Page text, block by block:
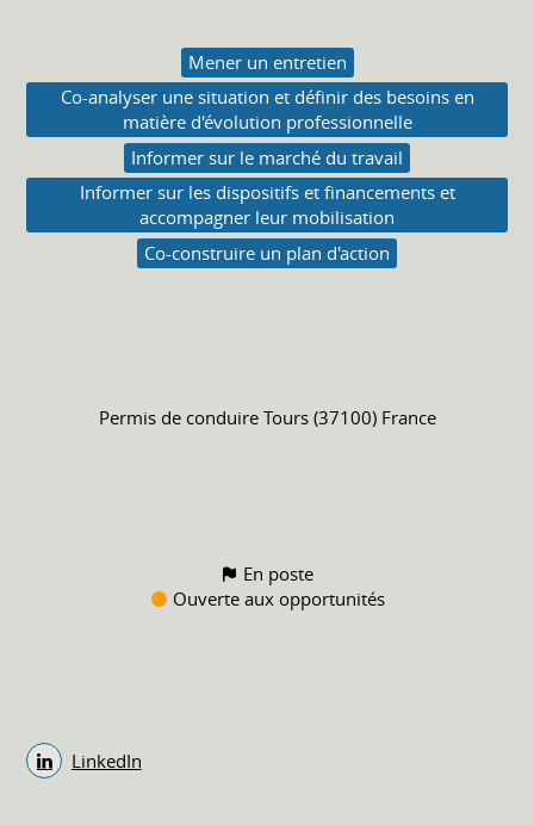
Mener un entretien
Co-analyser une situation et définir des besoins en
matière d'évolution professionnelle
Informer sur le marché du travail
Informer sur les dispositifs et financements et
accompagner leur mobilisation
Co-construire un plan d'action
Permis de conduire Tours (37100) France
En poste
Ouverte aux opportunités
LinkedIn